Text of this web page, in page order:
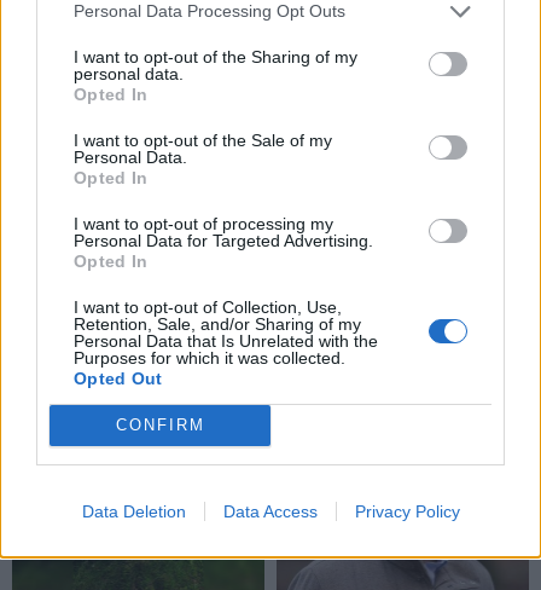
Personal Data Processing Opt Outs
I want to opt-out of the Sharing of my
personal data.
Opted In
I want to opt-out of the Sale of my
Personal Data.
Opted In
I want to opt-out of processing my
Personal Data for Targeted Advertising.
Opted In
I want to opt-out of Collection, Use,
Retention, Sale, and/or Sharing of my
Personal Data that Is Unrelated with the
Purposes for which it was collected.
Opted Out
CONFIRM
Data Deletion Data Access Privacy Policy
NAUJI